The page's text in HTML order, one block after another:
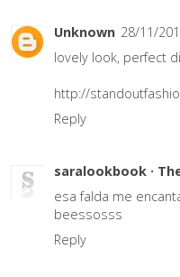
Unknown 28/11/
lovely look, perfect
http://
Reply
saralookbook ·
esa falda me
beessosss
Reply